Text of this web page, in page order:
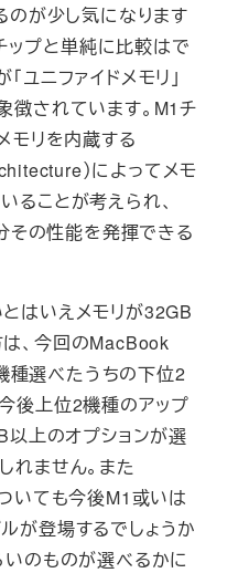
のが少し気になります
ップと単純に比較はで
ユニファイドメモリ」
徴されています。M1チ
モリを内蔵する
）によってメモ
ることが考えられ、
その性能を発揮できる
はいえメモリが32GB
、今回のMacBook
種選べたうちの下位2
後上位2機種のアップ
上のオプションが選
れません。また
いても今後M1或いは
が登場するでしょうか
いのものが選べるかに